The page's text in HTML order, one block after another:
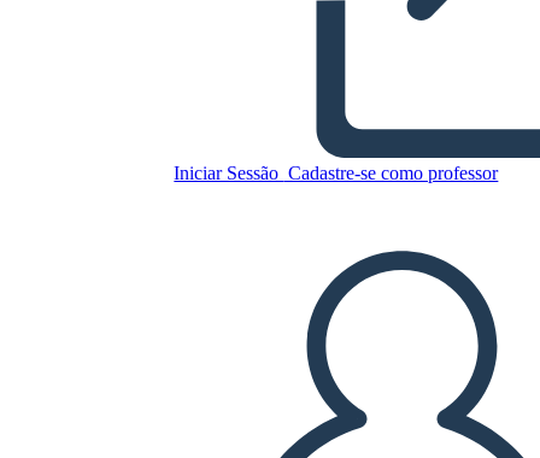
Iniciar Sessão Cadastre-se como professor
REPRODUZIR APRESENTAÇÃO DE SLIDES
LEIA PRA MIM